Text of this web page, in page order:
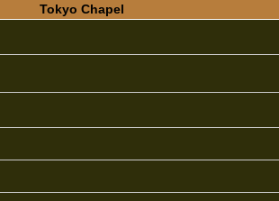
Tokyo Chapel